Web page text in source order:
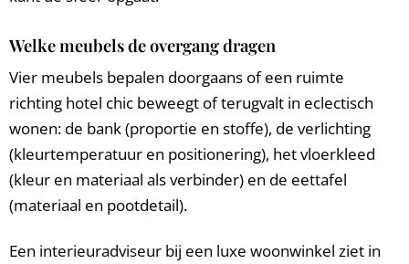
Welke meubels de overgang dragen
Vier meubels bepalen doorgaans of een ruimte
richting hotel chic beweegt of terugvalt in eclectisch
wonen: de bank (proportie en stoffe), de verlichting
(kleurtemperatuur en positionering), het vloerkleed
(kleur en materiaal als verbinder) en de eettafel
(materiaal en poot­detail).
Een interieuradviseur bij een luxe woonwinkel ziet in